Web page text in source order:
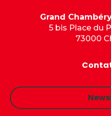
Grand
5 bis Place du
73000